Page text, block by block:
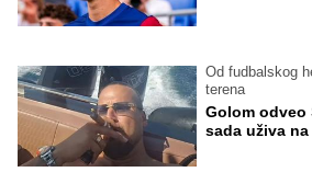
Od fudbalskog
terena
Golom odveo
sada uživa